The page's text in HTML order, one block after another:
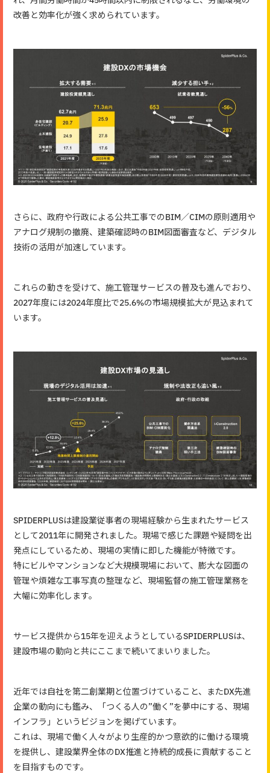
改善と効率化が強く求められています。
さらに、政府や行政による公共工事でのBIM／CIMの原則適用や
アナログ規制の撤廃、建築確認時のBIM図面審査など、デジタル
技術の活用が加速しています。
これらの動きを受けて、施工管理サービスの普及も進んでおり、
2027年度には2024年度比で25.6%の市場規模拡大が見込まれて
います。
SPIDERPLUSは建設業従事者の現場経験から生まれたサービス
として2011年に開発されました。現場で感じた課題や疑問を出
発点にしているため、現場の実情に即した機能が特徴です。
特にビルやマンションなど大規模現場において、膨大な図面の
管理や煩雑な工事写真の整理など、現場監督の施工管理業務を
大幅に効率化します。
サービス提供から15年を迎えようとしているSPIDERPLUSは、
建設市場の動向と共にここまで続いてまいりました。
近年では自社を第二創業期と位置づけていること、またDX先進
企業の動向にも鑑み、「つくる人の”働く”を夢中にする、現場
インフラ」というビジョンを掲げています。
これは、現場で働く人々がより生産的かつ意欲的に働ける環境
を提供し、建設業界全体のDX推進と持続的成長に貢献すること
を目指すものです。